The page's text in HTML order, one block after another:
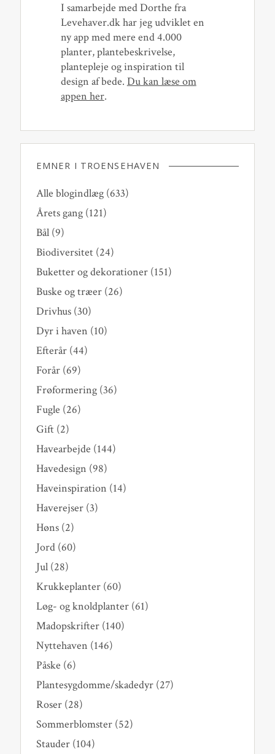
I samarbejde med Dorthe fra
Levehaver.dk har jeg udviklet en
ny app med mere end 4.000
planter, plantebeskrivelse,
plantepleje og inspiration til
design af bede. Du kan læse om
appen her.
EMNER I TROENSEHAVEN
Alle blogindlæg(633)
Årets gang(121)
Bål(9)
Biodiversitet(24)
Buketter og dekorationer(151)
Buske og træer(26)
Drivhus(30)
Dyr i haven (10)
Efterår(44)
Forår(69)
Frøformering(36)
Fugle (26)
Gift(2)
Havearbejde (144)
Havedesign (98)
Haveinspiration (14)
Haverejser(3)
Høns(2)
Jord(60)
Jul(28)
Krukkeplanter(60)
Løg- og knoldplanter(61)
Madopskrifter(140)
Nyttehaven (146)
Påske (6)
Plantesygdomme/skadedyr(27)
Roser(28)
Sommerblomster(52)
Stauder(104)